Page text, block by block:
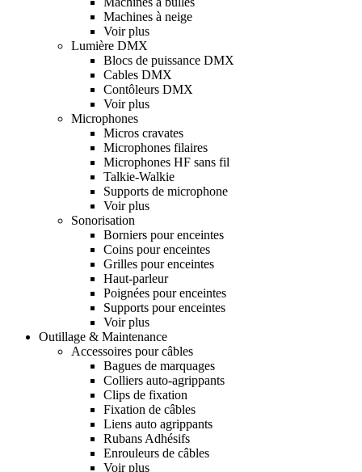
Machines à neige
Voir plus
Lumière DMX
Blocs de puissance DMX
Cables DMX
Contôleurs DMX
Voir plus
Microphones
Micros cravates
Microphones filaires
Microphones HF sans fil
Talkie-Walkie
Supports de microphone
Voir plus
Sonorisation
Borniers pour enceintes
Coins pour enceintes
Grilles pour enceintes
Haut-parleur
Poignées pour enceintes
Supports pour enceintes
Voir plus
Outillage & Maintenance
Accessoires pour câbles
Bagues de marquages
Colliers auto-agrippants
Clips de fixation
Fixation de câbles
Liens auto agrippants
Rubans Adhésifs
Enrouleurs de câbles
Voir plus